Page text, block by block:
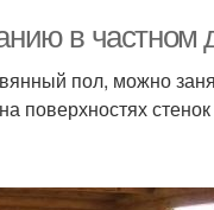
в частном
пол, можно
поверхностях